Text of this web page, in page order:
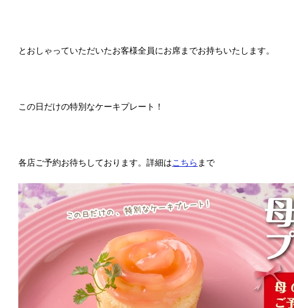
とおしゃっていただいたお客様全員にお席までお持ちいたします。
この日だけの特別なケーキプレート！
各店ご予約お待ちしております。詳細はこちら まで